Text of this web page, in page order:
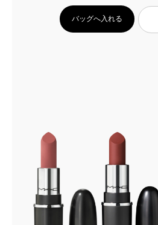
バッグへ入れる